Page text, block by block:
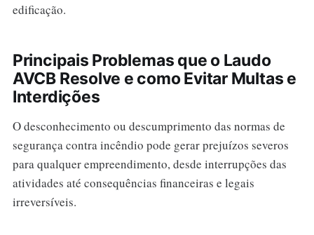
edificação.
Principais Problemas que o Laudo
AVCB Resolve e como Evitar Multas e
Interdições
O desconhecimento ou descumprimento das normas de
segurança contra incêndio pode gerar prejuízos severos
para qualquer empreendimento, desde interrupções das
atividades até consequências financeiras e legais
irreversíveis.